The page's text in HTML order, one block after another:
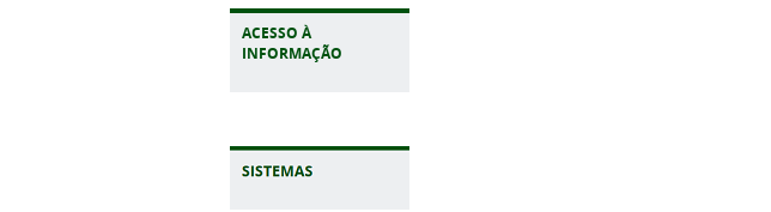
ACESSO À
INFORMAÇÃO